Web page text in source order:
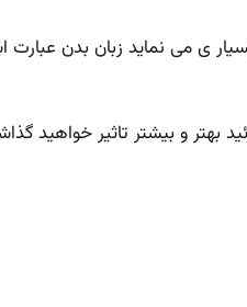
ی می نماید زبان بدن
بهتر و بیشتر تاثیر خواهید